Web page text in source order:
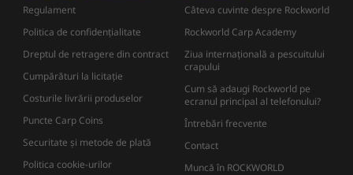
Regulament
Politica de confidențialitate
Dreptul de retragere din contract
Cumpărături la licitație
Costurile livrării produselor
Puncte Carp Coins
Securitate și metode de plată
Politica cookie-urilor
Câteva cuvinte despre Rockworld
Rockworld Carp Academy
Ziua internațională a pescuitului
crapului
Cum să adaugi Rockworld pe
ecranul principal al telefonului?
Întrebări frecvente
Contact
Muncă în ROCKWORLD